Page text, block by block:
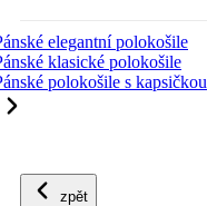
elegantní polokošile
klasické polokošile
polokošile s kapsičkou
zpět